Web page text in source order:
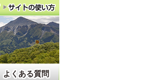
よくある質問